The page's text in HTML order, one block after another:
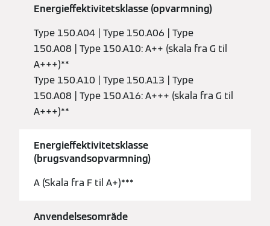
Energieffektivitetsklasse (opvarmning)
Type 150.A04 | Type 150.A06 | Type
150.A08 | Type 150.A10: A++ (skala fra G til
A+++)**
Type 150.A10 | Type 150.A13 | Type
150.A08 | Type 150.A16: A+++ (skala fra G til
A+++)**
Energieffektivitetsklasse
(brugsvandsopvarmning)
A (Skala fra F til A+)***
Anvendelsesområde